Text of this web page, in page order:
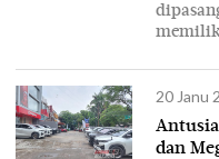
20 Janu
dan